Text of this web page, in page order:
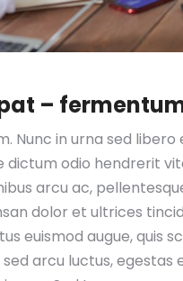
–
Nunc in urna sed
dictum odio hendrerit
arcu ac,
dolor et ultrices
euismod augue, quis
sed arcu luctus,